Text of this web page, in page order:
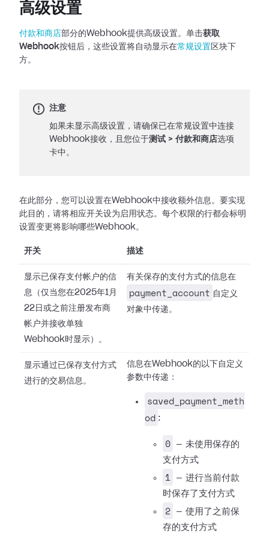
高级设置
付款和商店部分的Webhook提供高级设置。单击获取
Webhook按钮后，这些设置将自动显示在常规设置 区块下
方。
注意
如果未显示高级设置，请确保已在常规设置中连接
Webhook接收，且您位于测试 > 付款和商店选项
卡中。
在此部分，您可以设置在Webhook中接收额外信息。要实现
此目的，请将相应开关设为启用状态。每个权限的行都会标明
设置变更将影响哪些Webhook。
开关 描述
显示已保存支付帐户的信
息（仅当您在2025年1月
22日或之前注册发布商
帐户并接收单独
Webhook时显示）。
有关保存的支付方式的信息在
payment_account 自定义
对象中传递。
显示通过已保存支付方式
进行的交易信息。
信息在Webhook的以下自定义
参数中传递：
saved_payment_meth
od :
0
— 未使用保存的
支付方式
1
— 进行当前付款
时保存了支付方式
2
— 使用了之前保
存的支付方式